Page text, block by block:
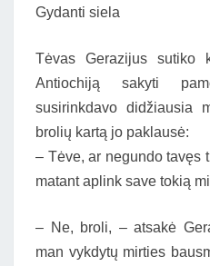
Gydanti siela
Tėvas Gerazijus sutiko
Antiochiją sakyti
susirinkdavo didžiausia
brolių kartą jo paklausė:
– Tėve, ar negundo tavęs
matant aplink save tokią
– Ne, broli, – atsakė
man vykdytų mirties